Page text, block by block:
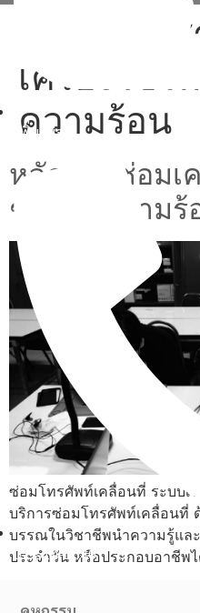
เพิ่มเพื่อน
02-514-1840
หลัก
เครื่องใช้
ความร้อน
หลักสูตรซ่อมเ
ชนิดให้ความร้
ซ่อมโทรศัพท์เคลื่อนที่ ระบบเ
บริการซ่อมโทรศัพท์เคลื่อนที่
บรรณในวิชาชีพนำความรู้แล
ประจำวัน หรือประกอบอาชีพ